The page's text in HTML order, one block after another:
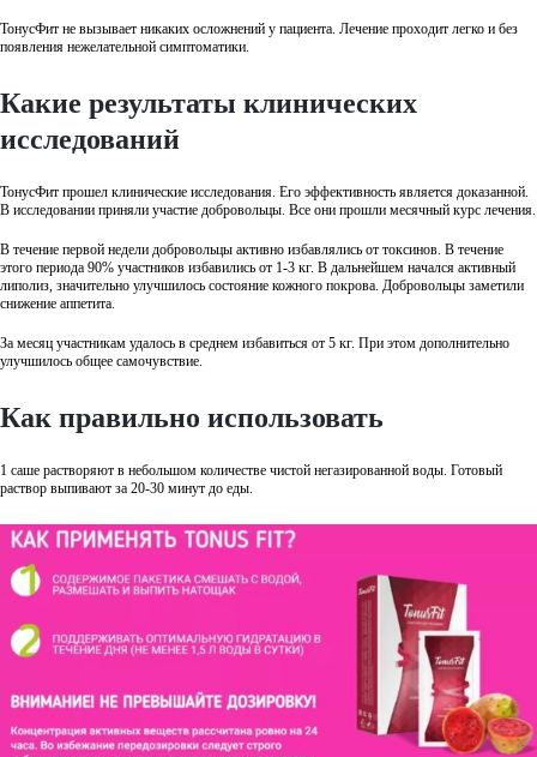
ТонусФит не вызывает никаких осложнений у пациента. Лечение проходит легко и без
появления нежелательной симптоматики.
Какие результаты клинических
исследований
ТонусФит прошел клинические исследования. Его эффективность является доказанной.
В исследовании приняли участие добровольцы. Все они прошли месячный курс лечения.
В течение первой недели добровольцы активно избавлялись от токсинов. В течение
этого периода 90% участников избавились от 1-3 кг. В дальнейшем начался активный
липолиз, значительно улучшилось состояние кожного покрова. Добровольцы заметили
снижение аппетита.
За месяц участникам удалось в среднем избавиться от 5 кг. При этом дополнительно
улучшилось общее самочувствие.
Как правильно использовать
1 саше растворяют в небольшом количестве чистой негазированной воды. Готовый
раствор выпивают за 20-30 минут до еды.